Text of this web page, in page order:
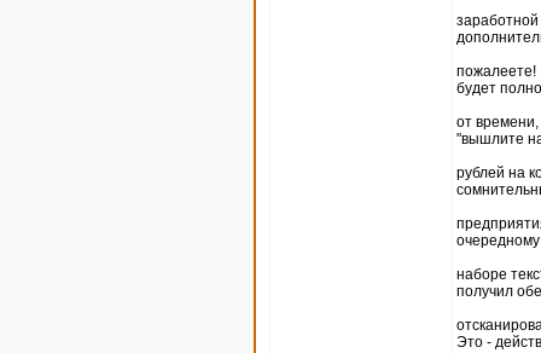
пожалеете!
будет
от
"вышлите
рублей на
наборе
получил
Это -